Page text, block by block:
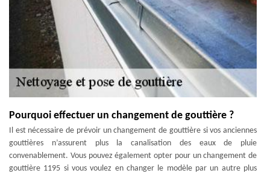
Pourquoi effectuer un changement de gouttière ?
Il est nécessaire de prévoir un changement de gouttière si vos anciennes
gouttières n’assurent plus la canalisation des eaux de pluie
convenablement. Vous pouvez également opter pour un changement de
gouttière 1195 si vous voulez en changer le modèle par un autre plus